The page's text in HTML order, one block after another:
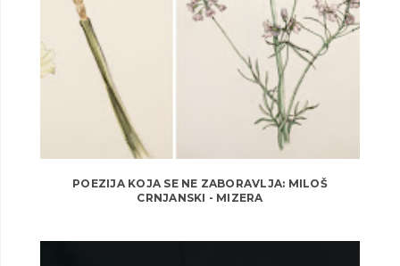
POEZIJA KOJA SE NE ZABORAVLJA: MILOŠ
CRNJANSKI - MIZERA